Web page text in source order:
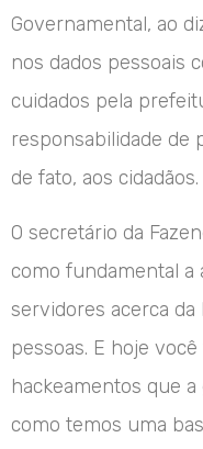
Governamental, ao
nos dados pessoais
cuidados pela
responsabilidade de
de fato, aos cidadãos.
O secretário da
como fundamental a
servidores acerca da
pessoas. E hoje
hackeamentos que
como temos uma